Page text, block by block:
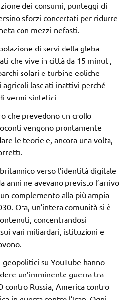
dei consumi, punteggi di
sforzi concertati per ridurre
con mezzi nefasti.
di servi della gleba
che vive in città da 15 minuti,
solari e turbine eoliche
lasciati inattivi perché
vermi sintetici.
che prevedono un crollo
vengono prontamente
le teorie e, ancora una volta,
verso l’identità digitale
anni ne avevano previsto l’arrivo
complemento alla più ampia
Ora, un’intera comunità si è
concentrandosi
vari miliardari, istituzioni e
su YouTube hanno
un’imminente guerra tra
contro Russia, America contro